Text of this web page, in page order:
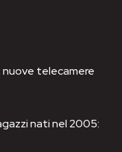
nuove telecamere
nati nel 2005: